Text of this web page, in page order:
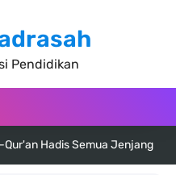
Pendidikan
Qur'an Hadis Semua Jenjang